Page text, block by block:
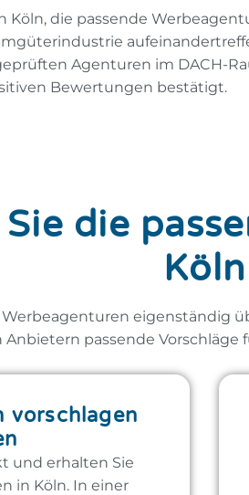
die passende
Agenturen im DACH-
Bewertungen bestätigt.
die
Köln
eigenständig
passende Vorschläge
vorschlagen
und erhalten Sie
in Köln. In einer